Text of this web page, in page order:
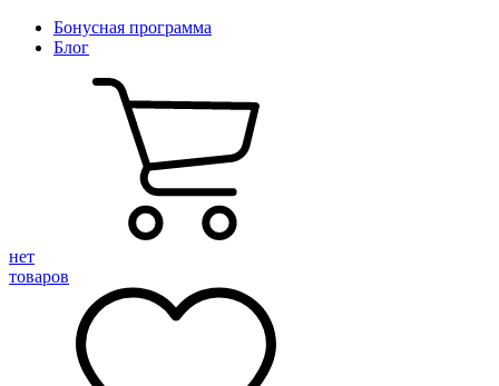
Бонусная программа
Блог
нет
товаров